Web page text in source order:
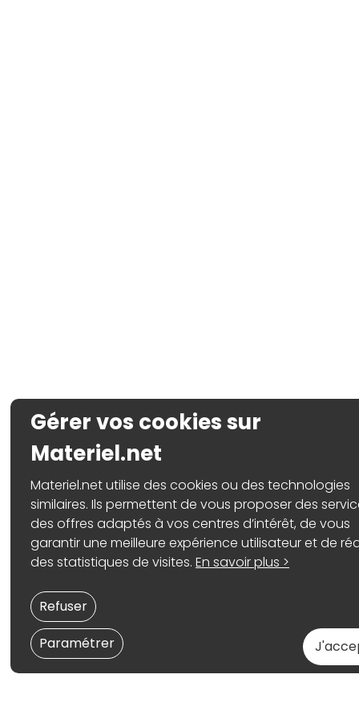
Gérer vos cookies sur
Materiel.net
Materiel.net utilise des cookies ou des technologies
similaires. Ils permettent de vous proposer des
des offres adaptés à vos centres d’intérêt, de vous
garantir une meilleure expérience utilisateur et de
des statistiques de visites.En savoir plus >
Paramétrer
Refuser